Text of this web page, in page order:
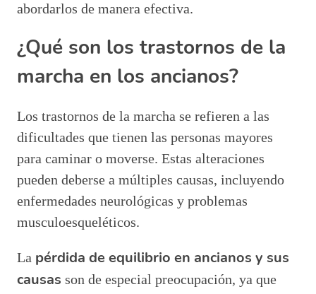
abordarlos de manera efectiva.
¿Qué son los trastornos de la
marcha en los ancianos?
Los trastornos de la marcha se refieren a las
dificultades que tienen las personas mayores
para caminar o moverse. Estas alteraciones
pueden deberse a múltiples causas, incluyendo
enfermedades neurológicas y problemas
musculoesqueléticos.
La pérdida de equilibrio en ancianos y sus
causas son de especial preocupación, ya que